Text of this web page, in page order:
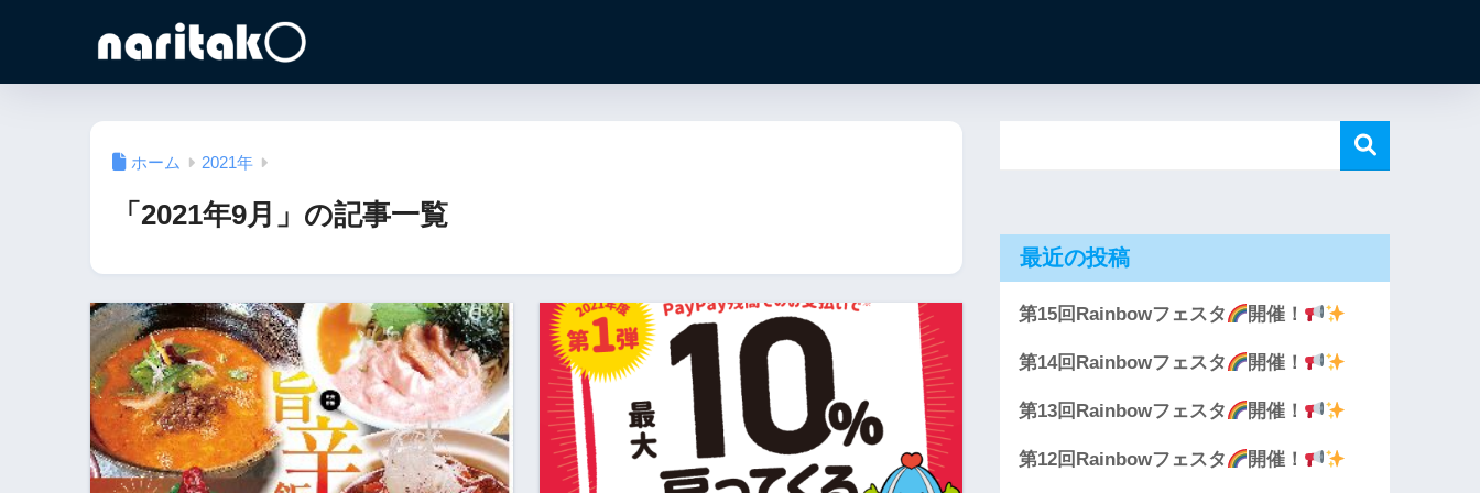
ホーム 2021年
「2021年9月」の記事一覧
最近の投稿
第15回Rainbowフェスタ 開催！
第14回Rainbowフェスタ 開催！
第13回Rainbowフェスタ 開催！
第12回Rainbowフェスタ 開催！